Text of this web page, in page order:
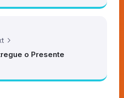
o Presente